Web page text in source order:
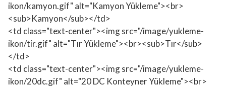
ikon/kamyon.gif" alt="Kamyon Yükleme"><br>
<sub>Kamyon</sub></td>
<td class="text-center"><img src="/image/yukleme-
ikon/tir.gif" alt="Tır Yükleme"><br><sub>Tır</sub>
</td>
<td class="text-center"><img src="/image/yukleme-
ikon/20dc.gif" alt="20 DC Konteyner Yükleme"><br>